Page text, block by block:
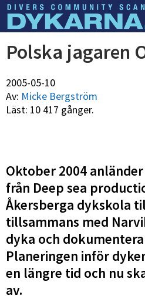
Dyknyheter
Polska jagaren
2005-05-10
Av: Micke Bergström
Läst: 10 417 gånger.
Oktober 2004
från Deep sea
Åkersberga dykskola
tillsammans med
dyka och
Planeringen inför
en längre tid och nu
av.